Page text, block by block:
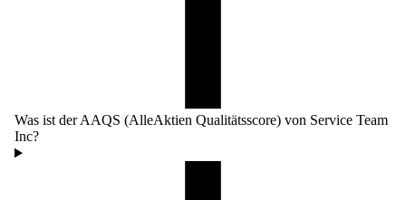
Was ist der AAQS (AlleAktien Qualitätsscore) von Service Team
Inc?